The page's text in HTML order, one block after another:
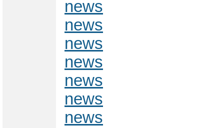
news
news
news
news
news
news
news